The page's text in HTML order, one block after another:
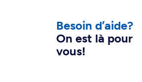
Besoin d’aide?
On est là pour
vous!